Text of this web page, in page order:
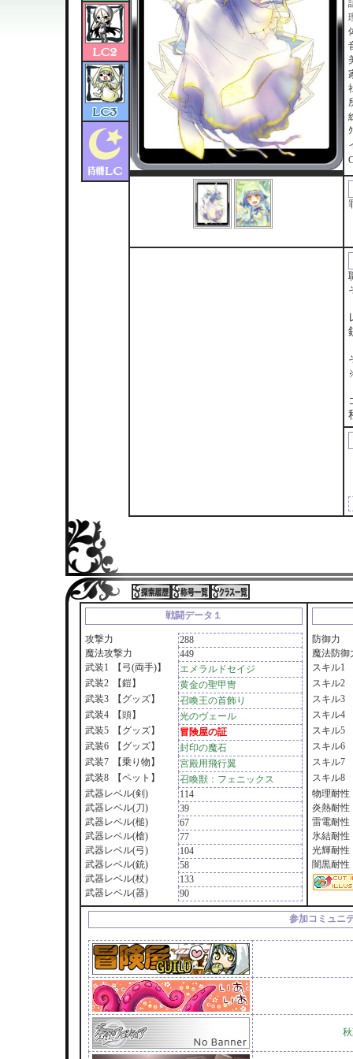
戦闘データ１
攻撃力
288
魔法攻撃力
449
武装1
【弓(両手)】
エメラルドセイジ
武装2
【鎧】
黄金の聖甲冑
武装3
【グッズ】
召喚王の首飾り
武装4
【頭】
光のヴェール
武装5
【グッズ】
冒険屋の証
武装6
【グッズ】
封印の魔石
武装7
【乗り物】
宮殿用飛行翼
武装8
【ペット】
召喚獣：フェニックス
武器レベル(剣)
114
武器レベル(刀)
39
武器レベル(槌)
67
武器レベル(槍)
77
武器レベル(弓)
104
武器レベル(銃)
58
武器レベル(杖)
133
武器レベル(器)
90
防御力
魔法防御
スキル1
スキル2
スキル3
スキル4
スキル5
スキル6
スキル7
スキル8
物理耐性
炎熱耐性
雷電耐性
氷結耐性
光輝耐性
闇黒耐性
参加コミュニ